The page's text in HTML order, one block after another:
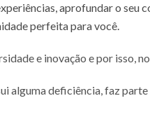
aprofundar o seu
perfeita para você.
e inovação e por isso,
alguma deficiência, faz